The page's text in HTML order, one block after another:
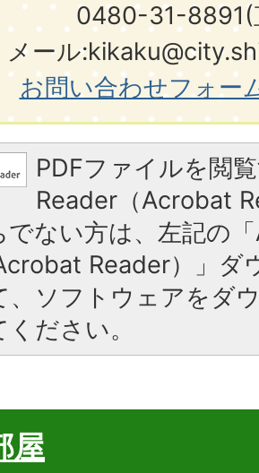
0480-31-8891(
メール
お問い合わせフォー
PDFファイルを閲
Reader（Acrobat
でない方は、左記の
Reader）」ダ
、ソフトウェアをダ
ださい。
屋